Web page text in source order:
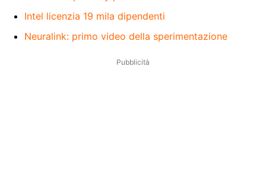
Intel licenzia 19 mila dipendenti
Neuralink: primo video della sperimentazione
Pubblicità